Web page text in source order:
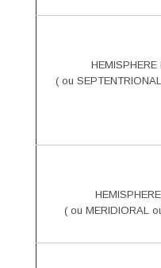
HEMISPHERE
( ou
( ou MERIDIORAL